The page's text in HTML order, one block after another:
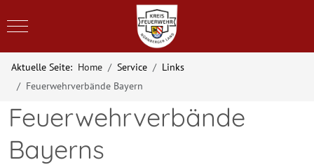
Mobile Menu Toggle
Aktuelle Seite: Home Service
Links
Feuerwehrverbände Bayern
Feuerwehrverbände
Bayerns